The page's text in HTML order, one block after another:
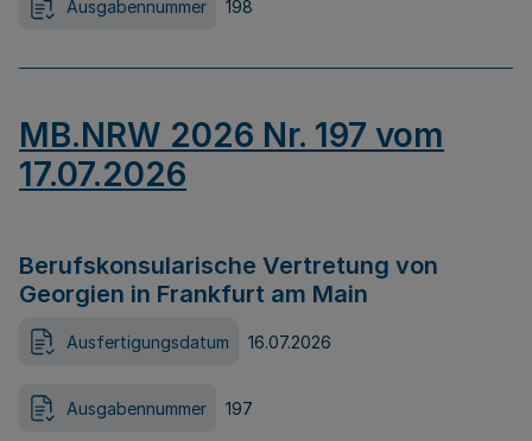
Ausgabennummer 198
MB.NRW 2026 Nr. 197 vom
17.07.2026
Berufskonsularische Vertretung von
Georgien in Frankfurt am Main
Ausfertigungsdatum 16.07.2026
Ausgabennummer 197